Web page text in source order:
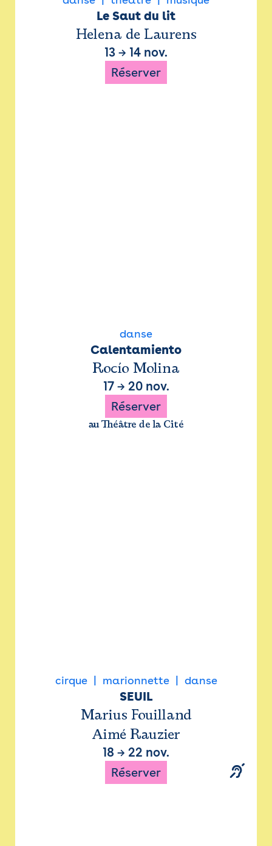
Le Saut du lit
Helena de Laurens
13 → 14 nov.
Réserver
danse
Calentamiento
Rocío Molina
17→ 20 nov.
Réserver
au Théâtre de la Cité
cirque marionnette danse
SEUIL
Marius Fouilland
Aimé Rauzier
18 → 22 nov.
Réserver